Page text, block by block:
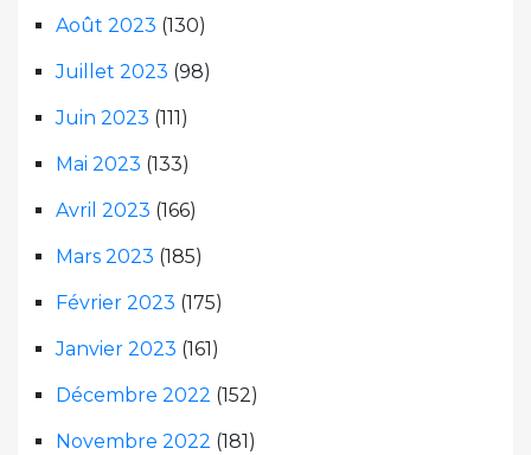
Août 2023 (130)
Juillet 2023 (98)
Juin 2023 (111)
Mai 2023 (133)
Avril 2023 (166)
Mars 2023 (185)
Février 2023 (175)
Janvier 2023 (161)
Décembre 2022 (152)
Novembre 2022 (181)